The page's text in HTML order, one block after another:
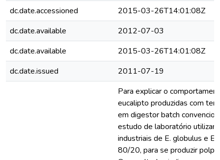
dc.date.accessioned
2015-03-26T14:01:08Z
dc.date.available
2012-07-03
dc.date.available
2015-03-26T14:01:08Z
dc.date.issued
2011-07-19
Para explicar o
eucalipto produzidas com
em digestor batch
estudo de laboratório
industriais de E. globulus e
80/20, para se produzir